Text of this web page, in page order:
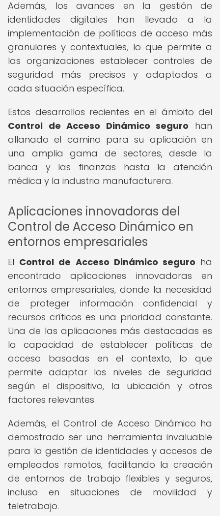
Además, los avances en la gestión de
identidades digitales han llevado a la
implementación de políticas de acceso más
granulares y contextuales, lo que permite a
las organizaciones establecer controles de
seguridad más precisos y adaptados a
cada situación específica.
Estos desarrollos recientes en el ámbito del
Control de Acceso Dinámico seguro han
allanado el camino para su aplicación en
una amplia gama de sectores, desde la
banca y las finanzas hasta la atención
médica y la industria manufacturera.
Aplicaciones innovadoras del
Control de Acceso Dinámico en
entornos empresariales
El Control de Acceso Dinámico seguro ha
encontrado aplicaciones innovadoras en
entornos empresariales, donde la necesidad
de proteger información confidencial y
recursos críticos es una prioridad constante.
Una de las aplicaciones más destacadas es
la capacidad de establecer políticas de
acceso basadas en el contexto, lo que
permite adaptar los niveles de seguridad
según el dispositivo, la ubicación y otros
factores relevantes.
Además, el Control de Acceso Dinámico ha
demostrado ser una herramienta invaluable
para la gestión de identidades y accesos de
empleados remotos, facilitando la creación
de entornos de trabajo flexibles y seguros,
incluso en situaciones de movilidad y
teletrabajo.